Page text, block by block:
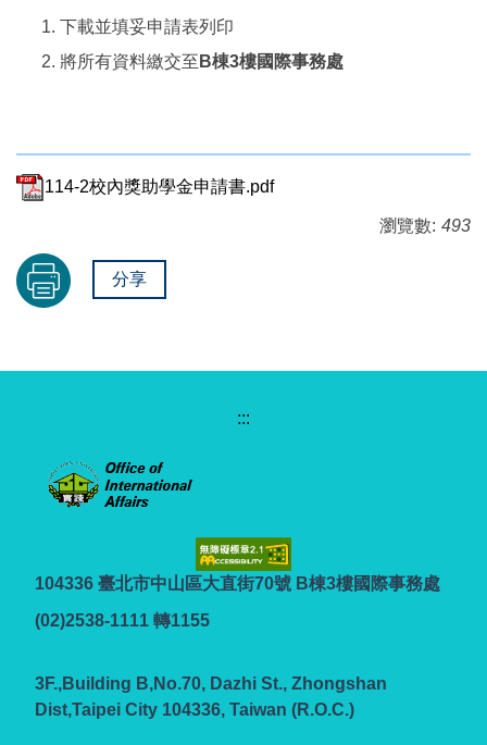
下載並填妥申請表列印
將所有資料繳交至 B棟3樓國際事務處
114-2校內獎助學金申請書.pdf
瀏覽數: 493
分享
:::
104336 臺北市中山區大直街70號 B棟3樓國際事務處
(02)2538-1111 轉1155
3F.,Building B,No.70, Dazhi St., Zhongshan
Dist,Taipei City 104336, Taiwan (R.O.C.)